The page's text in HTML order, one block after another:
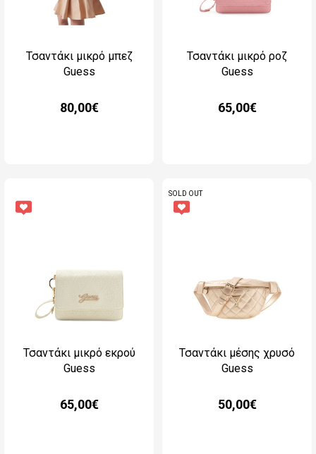
Τσαντάκι μικρό μπεζ
Guess
80,00€
Τσαντάκι μικρό ροζ
Guess
65,00€
Τσαντάκι μικρό εκρού
Guess
65,00€
SOLD OUT
Τσαντάκι μέσης χρυσό
Guess
50,00€